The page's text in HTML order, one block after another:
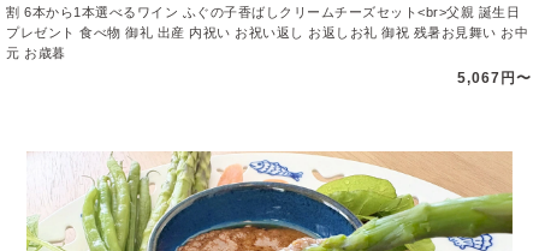
割 6本から1本選べるワイン ふぐの子香ばしクリームチーズセット<br>父親 誕生日
プレゼント 食べ物 御礼 出産 内祝い お祝い返し お返しお礼 御祝 残暑お見舞い お中
元 お歳暮
5,067円〜